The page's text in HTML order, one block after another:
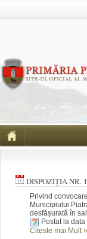
DISPOZIȚIA NR.
Privind
Municipiului
desfășurată în
Postat la
Citeste mai Mult»